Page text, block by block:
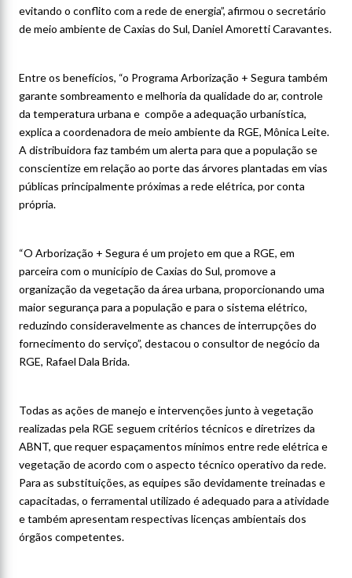
evitando o conflito com a rede de energia”, afirmou o secretário
de meio ambiente de Caxias do Sul, Daniel Amoretti Caravantes.
Entre os benefícios, “o Programa Arborização + Segura também
garante sombreamento e melhoria da qualidade do ar, controle
da temperatura urbana e compõe a adequação urbanística,
explica a coordenadora de meio ambiente da RGE, Mônica Leite.
A distribuidora faz também um alerta para que a população se
conscientize em relação ao porte das árvores plantadas em vias
públicas principalmente próximas a rede elétrica, por conta
própria.
“O Arborização + Segura é um projeto em que a RGE, em
parceira com o município de Caxias do Sul, promove a
organização da vegetação da área urbana, proporcionando uma
maior segurança para a população e para o sistema elétrico,
reduzindo consideravelmente as chances de interrupções do
fornecimento do serviço”, destacou o consultor de negócio da
RGE, Rafael Dala Brida.
Todas as ações de manejo e intervenções junto à vegetação
realizadas pela RGE seguem critérios técnicos e diretrizes da
ABNT, que requer espaçamentos mínimos entre rede elétrica e
vegetação de acordo com o aspecto técnico operativo da rede.
Para as substituições, as equipes são devidamente treinadas e
capacitadas, o ferramental utilizado é adequado para a atividade
e também apresentam respectivas licenças ambientais dos
órgãos competentes.